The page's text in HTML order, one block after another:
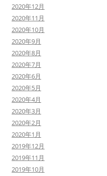
2020年12月
2020年11月
2020年10月
2020年9月
2020年8月
2020年7月
2020年6月
2020年5月
2020年4月
2020年3月
2020年2月
2020年1月
2019年12月
2019年11月
2019年10月